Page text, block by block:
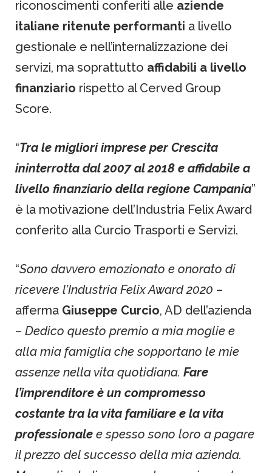
riconoscimenti conferiti alle aziende
italiane ritenute performanti a livello
gestionale e nell’internalizzazione dei
servizi, ma soprattutto affidabili a livello
finanziario rispetto al Cerved Group
Score.
“Tra le migliori imprese per Crescita
ininterrotta dal 2007 al 2018 e affidabile a
livello finanziario della regione Campania”
è la motivazione dell’Industria Felix Award
conferito alla Curcio Trasporti e Servizi.
“Sono davvero emozionato e onorato di
ricevere l’Industria Felix Award 2020 –
afferma Giuseppe Curcio, AD dell’azienda
– Dedico questo premio a mia moglie e
alla mia famiglia che sopportano le mie
assenze nella vita quotidiana. Fare
l’imprenditore è un compromesso
costante tra la vita familiare e la vita
professionale e spesso sono loro a pagare
il prezzo del successo della mia azienda.